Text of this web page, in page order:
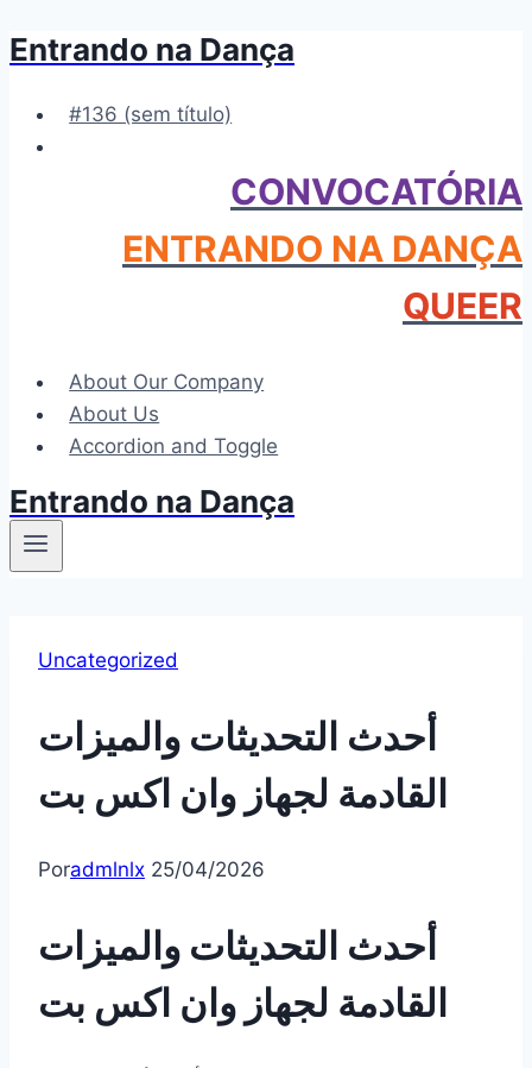
Pular
Conteúdo
Entrando na Dança
#136 (sem título)
CONVOCATÓRIA
ENTRANDO NA DANÇA
QUEER
About Our Company
About Us
Accordion and Toggle
Entrando na Dança
Uncategorized
أحدث التحديثات والميزات
القادمة لجهاز وان اكس بت
Poradmlnlx 25/04/2026
أحدث التحديثات والميزات
القادمة لجهاز وان اكس بت